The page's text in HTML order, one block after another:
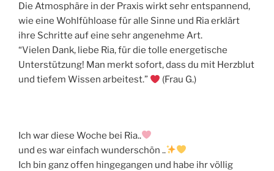
Die Atmosphäre in der Praxis wirkt sehr entspannend,
wie eine Wohlfühloase für alle Sinne und Ria erklärt
ihre Schritte auf eine sehr angenehme Art.
“Vielen Dank, liebe Ria, für die tolle energetische
Unterstützung! Man merkt sofort, dass du mit Herzblut
und tiefem Wissen arbeitest.”
(Frau G.)
Ich war diese Woche bei Ria..
und es war einfach wunderschön ..
Ich bin ganz offen hingegangen und habe ihr völlig